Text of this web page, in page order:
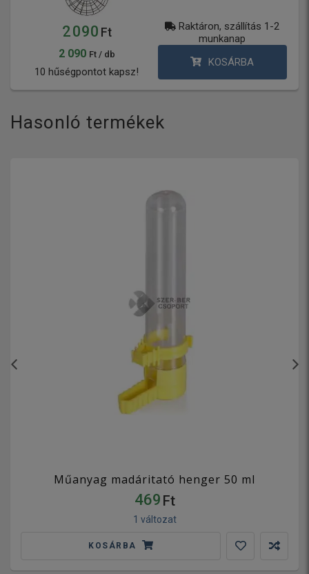
2 090 Ft
2 090 Ft / db
10 hűségpontot kapsz!
Raktáron, szállítás 1-2
munkanap
KOSÁRBA
Hasonló termékek
Műanyag madáritató henger 50 ml
469 Ft
1 változat
KOSÁRBA